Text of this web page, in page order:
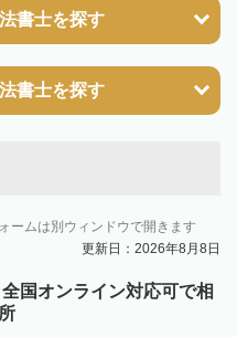
書士を探す
書士を探す
ームは別ウィンドウで開きます
更新日：2026年8月8日
国オンライン対応可で相